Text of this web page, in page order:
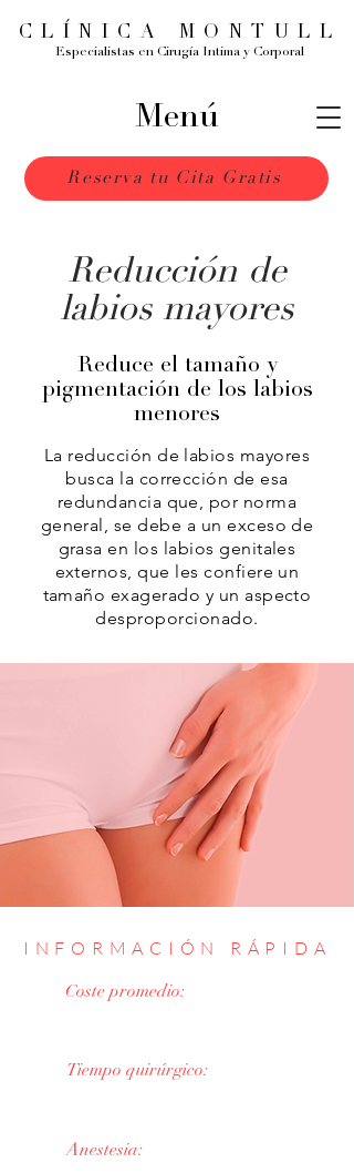
Reserva tu Cita Gratis
CLÍNICA MONTULL
Especialistas en Cirugía Intima y Corporal
Menú
Reducción de
labios mayores
Reduce el tamaño y
pigmentación de los labios
menores
La reducción de labios mayores
busca la corrección de esa
redundancia que, por norma
general, se debe a un exceso de
grasa en los labios genitales
externos, que les confiere un
tamaño exagerado y un aspecto
desproporcionado.
INFORMACIÓN RÁPIDA
Coste promedio:
Tiempo quirúrgico:
Anestesia: